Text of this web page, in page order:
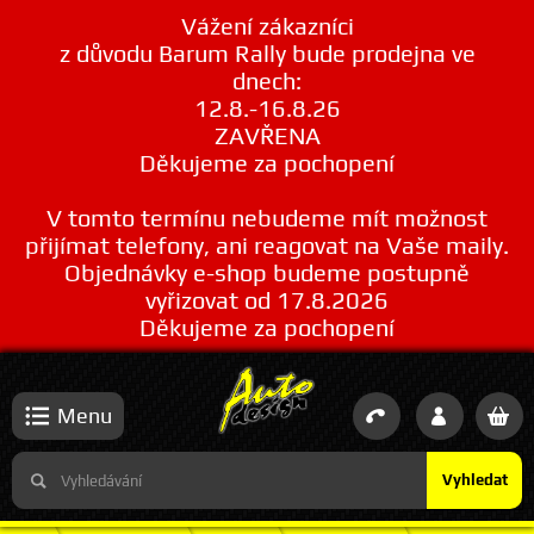
Vážení zákazníci
z důvodu Barum Rally bude prodejna ve
dnech:
12.8.-16.8.26
ZAVŘENA
Děkujeme za pochopení
V tomto termínu nebudeme mít možnost
přijímat telefony, ani reagovat na Vaše maily.
Objednávky e-shop budeme postupně
vyřizovat od 17.8.2026
Děkujeme za pochopení
Vyhledat
Menu